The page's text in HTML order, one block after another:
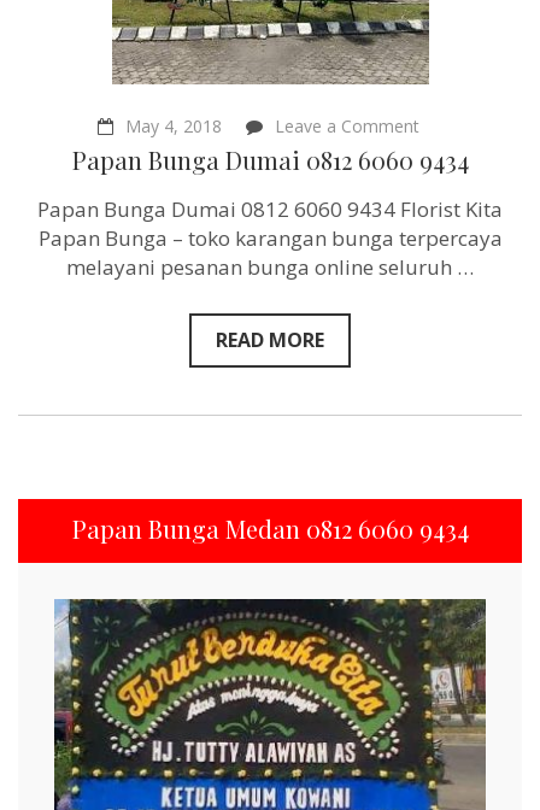
May 4, 2018 Leave a Commenton
Bunga
0812
9434
Papan Bunga Dumai 0812 6060 9434
Papan Bunga Dumai 0812 6060 9434 Florist Kita
Papan Bunga – toko karangan bunga terpercaya
melayani pesanan bunga online seluruh …
READ MORE
Papan Bunga Medan 0812 6060 9434